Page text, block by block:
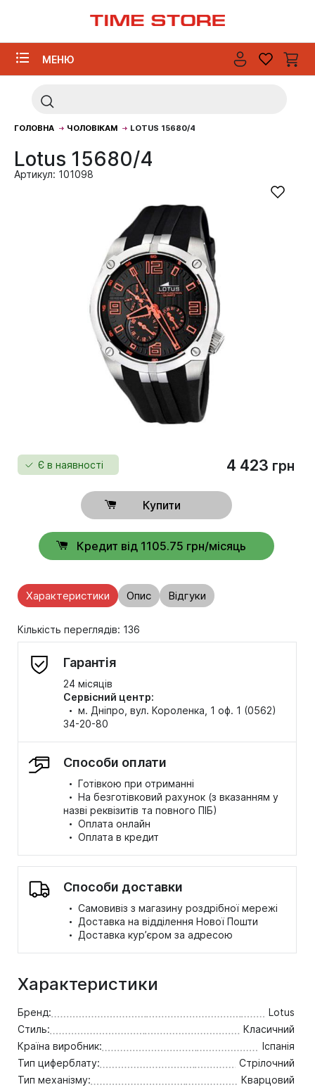
МЕНЮ
ГОЛОВНА ЧОЛОВІКАМ LOTUS 15680/4
Lotus 15680/4
Артикул: 101098
Є в наявності 4 423 грн
Купити
Кредит від 1105.75 грн/місяць
Характеристики Опис Відгуки
Кількість переглядів: 136
Гарантія
24 місяців
Сервісний центр:
· м. Дніпро, вул. Короленка, 1 оф. 1 (0562)
34-20-80
Способи оплати
· Готівкою при отриманні
· На безготівковий рахунок (з вказанням у
назві реквізитів та повного ПІБ)
· Оплата онлайн
· Оплата в кредит
Способи доставки
· Самовивіз з магазину роздрібної мережі
· Доставка на відділення Нової Пошти
· Доставка кур’єром за адресою
Характеристики
Бренд:
Lotus
Стиль:
Класичний
Країна виробник:
Іспанія
Тип циферблату:
Стрілочний
Тип механізму:
Кварцовий